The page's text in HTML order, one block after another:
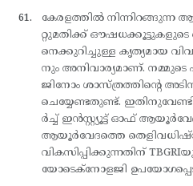
കേരളത്തില്‍
റ്റുമതിക്ക്
നെക്കുറിച്ചുള്ള കൃത്യമായ
നും അനിവാര്യമാണ്. നമ്മുടെ
ജിനോം ശാസ്ത്രത്തിന്റെ
ചെയ്യേണ്ടതുണ്ട്.
ര്‍ച്ച് ഇന്‍സ്റ്റ്യൂട്ട് ഓഫ് ആയൂര്‍വേദ
ആയൂര്‍വേദത്തെ
വികസിപ്പിക്കുന്നതിന്
യോടെക്നോളജി